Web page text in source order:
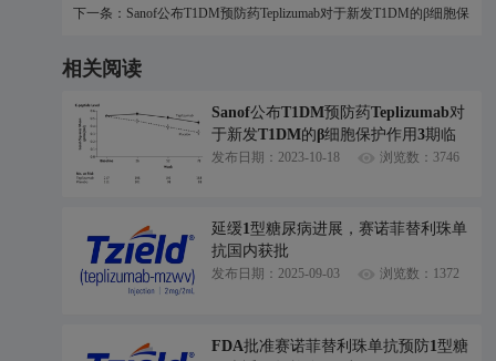
岁
下一条：Sanof公布T1DM预防药Teplizumab对于新发T1DM的β细胞保
相关阅读
Sanof公布T1DM预防药Teplizumab对
于新发T1DM的β细胞保护作用3期临
床结果
发布日期：2023-10-18 浏览数：3746
延缓1型糖尿病进展，赛诺菲替利珠单
抗国内获批
发布日期：2025-09-03 浏览数：1372
FDA批准赛诺菲替利珠单抗预防1型糖